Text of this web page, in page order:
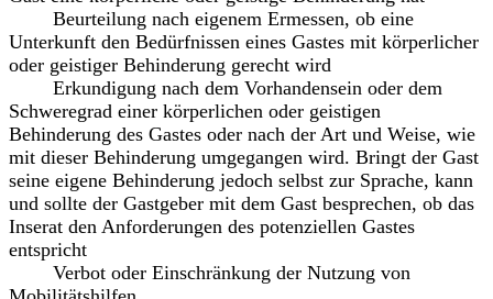
Beurteilung nach eigenem Ermessen, ob eine
Unterkunft den Bedürfnissen eines Gastes mit körperlicher
oder geistiger Behinderung gerecht wird
Erkundigung nach dem Vorhandensein oder dem
Schweregrad einer körperlichen oder geistigen
Behinderung des Gastes oder nach der Art und Weise, wie
mit dieser Behinderung umgegangen wird. Bringt der Gast
seine eigene Behinderung jedoch selbst zur Sprache, kann
und sollte der Gastgeber mit dem Gast besprechen, ob das
Inserat den Anforderungen des potenziellen Gastes
entspricht
Verbot oder Einschränkung der Nutzung von